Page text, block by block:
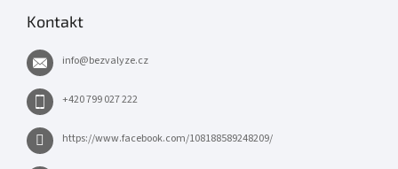
Kontakt
info@bezvalyze.cz
+420 799 027 222
https://www.facebook.com/108188589248209/